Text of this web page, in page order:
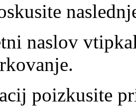
naslov
poizkusite